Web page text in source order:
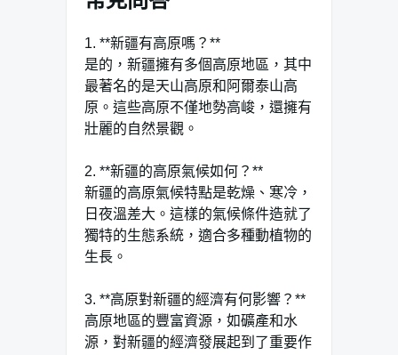
1. **新疆有高原嗎？**
是的，新疆擁有多個高原地區，其中
最著名的是天山高原和阿爾泰山高
原。這些高原不僅地勢高峻，還擁有
壯麗的自然景觀。
2. **新疆的高原氣候如何？**
新疆的高原氣候特點是乾燥、寒冷，
日夜溫差大。這樣的氣候條件造就了
獨特的生態系統，適合多種動植物的
生長。
3. **高原對新疆的經濟有何影響？**
高原地區的豐富資源，如礦產和水
源，對新疆的經濟發展起到了重要作